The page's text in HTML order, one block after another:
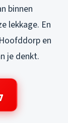
binnen
lekkage. En
en
je denkt.